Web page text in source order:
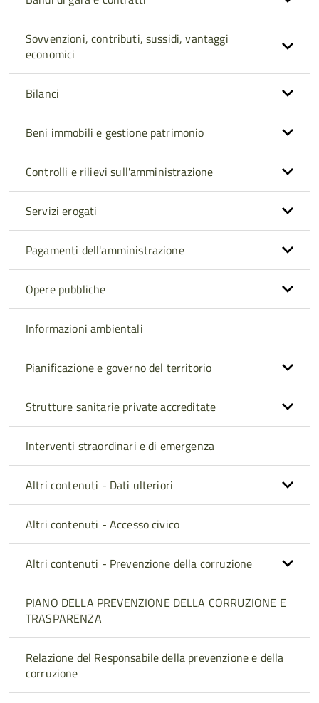
Sovvenzioni, contributi, sussidi, vantaggi
economici
Bilanci
Beni immobili e gestione patrimonio
Controlli e rilievi sull'amministrazione
Servizi erogati
Pagamenti dell'amministrazione
Opere pubbliche
Informazioni ambientali
Pianificazione e governo del territorio
Strutture sanitarie private accreditate
Interventi straordinari e di emergenza
Altri contenuti - Dati ulteriori
Altri contenuti - Accesso civico
Altri contenuti - Prevenzione della corruzione
PIANO DELLA PREVENZIONE DELLA CORRUZIONE E
TRASPARENZA
Relazione del Responsabile della prevenzione e della
corruzione